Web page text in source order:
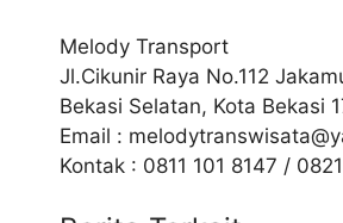
Melody Transport
Jl.Cikunir Raya No.112
Bekasi Selatan, Kota Bekasi
Email :
Kontak : 0811 101 8147 /